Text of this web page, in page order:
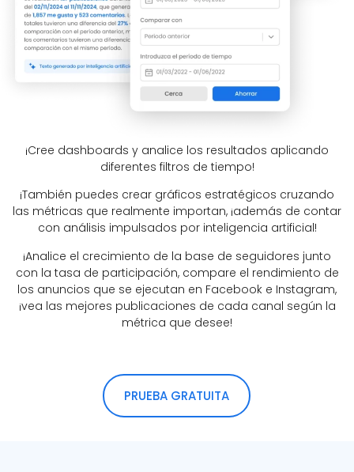
¡Cree dashboards y analice los resultados aplicando
diferentes filtros de tiempo!
¡También puedes crear gráficos estratégicos cruzando
las métricas que realmente importan, ¡además de contar
con análisis impulsados por inteligencia artificial!
¡Analice el crecimiento de la base de seguidores junto
con la tasa de participación, compare el rendimiento de
los anuncios que se ejecutan en Facebook e Instagram,
¡vea las mejores publicaciones de cada canal según la
métrica que desee!
PRUEBA GRATUITA